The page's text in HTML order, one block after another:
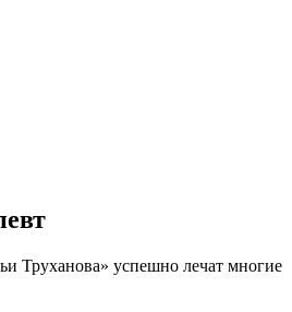
Труханова» успешно лечат многие